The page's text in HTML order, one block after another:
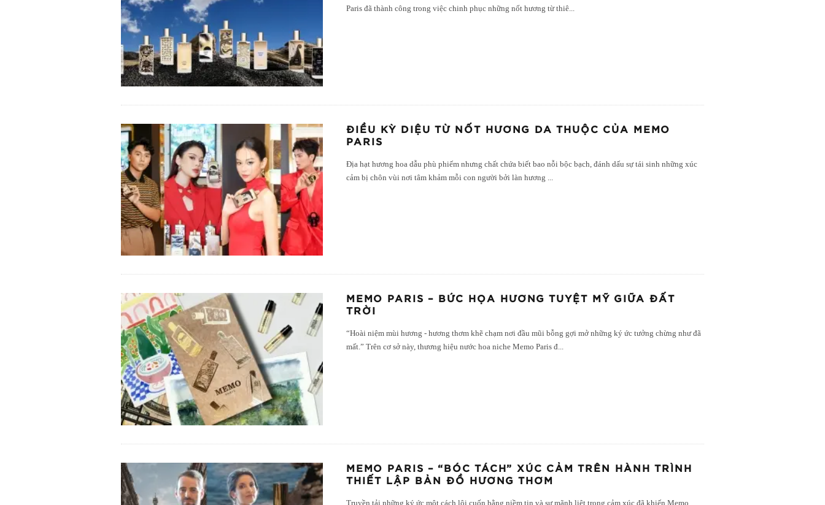
Paris đã thành công trong việc chinh phục những nốt hương từ thiê...
ĐIỀU KỲ DIỆU TỪ NỐT HƯƠNG DA THUỘC CỦA MEMO
PARIS
Địa hạt hương hoa dẫu phù phiếm nhưng chất chứa biết bao nỗi bộc bạch, đánh dấu sự tái sinh những xúc
cảm bị chôn vùi nơi tâm khảm mỗi con người bởi làn hương ...
MEMO PARIS – BỨC HỌA HƯƠNG TUYỆT MỸ GIỮA ĐẤT
TRỜI
“Hoài niệm mùi hương - hương thơm khẽ chạm nơi đầu mũi bỗng gợi mở những ký ức tưởng chừng như đã
mất.” Trên cơ sở này, thương hiệu nước hoa niche Memo Paris đ...
MEMO PARIS – “BÓC TÁCH” XÚC CẢM TRÊN HÀNH TRÌNH
THIẾT LẬP BẢN ĐỒ HƯƠNG THƠM
Truyền tải những ký ức một cách lôi cuốn bằng niềm tin và sự mãnh liệt trong cảm xúc đã khiến Memo